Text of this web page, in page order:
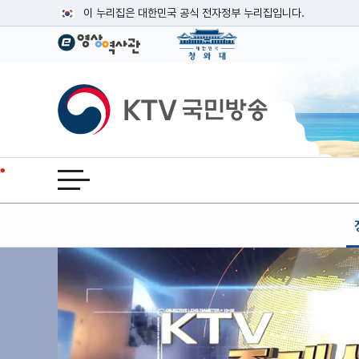
이 누리집은 대한민국 공식 전자정부 누리집입니다.
공식 누리집 주소 확인하기
이밖에 or.kr 또는 .kr등 다른 도메인 주소를 사용하고 있다면
운영중인 공식 누리집보기
KTV국민방송
전체메뉴 열기